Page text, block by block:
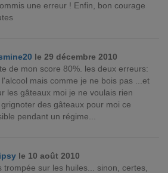
une erreur ! Enfin, bon courage
le 29 décembre 2010
de mon score 80%. les deux erreurs:
mais comme je ne bois pas ...et
les gâteaux moi je ne voulais rien
des gâteaux pour moi ce
pendant un régime...
le 10 août 2010
trompée sur les huiles... sinon, certes,